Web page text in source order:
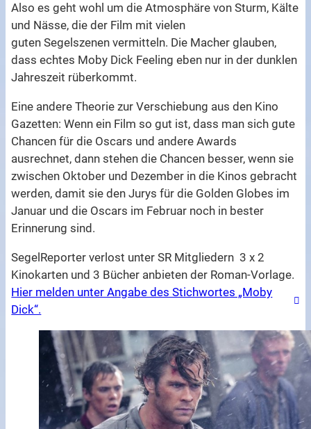
Also es geht wohl um die Atmosphäre von Sturm, Kälte
und Nässe, die der Film mit vielen
guten Segelszenen vermitteln. Die Macher glauben,
dass echtes Moby Dick Feeling eben nur in der dunklen
Jahreszeit rüberkommt.
Eine andere Theorie zur Verschiebung aus den Kino
Gazetten: Wenn ein Film so gut ist, dass man sich gute
Chancen für die Oscars und andere Awards
ausrechnet, dann stehen die Chancen besser, wenn sie
zwischen Oktober und Dezember in die Kinos gebracht
werden, damit sie den Jurys für die Golden Globes im
Januar und die Oscars im Februar noch in bester
Erinnerung sind.
SegelReporter verlost unter SR Mitgliedern 3 x 2
Kinokarten und 3 Bücher anbieten der Roman-Vorlage.
Hier melden unter Angabe des Stichwortes „Moby
Dick“.